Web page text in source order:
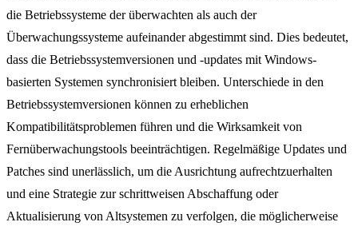
die Betriebssysteme der überwachten als auch der
Überwachungssysteme aufeinander abgestimmt sind. Dies bedeutet,
dass die Betriebssystemversionen und -updates mit Windows-
basierten Systemen synchronisiert bleiben. Unterschiede in den
Betriebssystemversionen können zu erheblichen
Kompatibilitätsproblemen führen und die Wirksamkeit von
Fernüberwachungstools beeinträchtigen. Regelmäßige Updates und
Patches sind unerlässlich, um die Ausrichtung aufrechtzuerhalten
und eine Strategie zur schrittweisen Abschaffung oder
Aktualisierung von Altsystemen zu verfolgen, die möglicherweise